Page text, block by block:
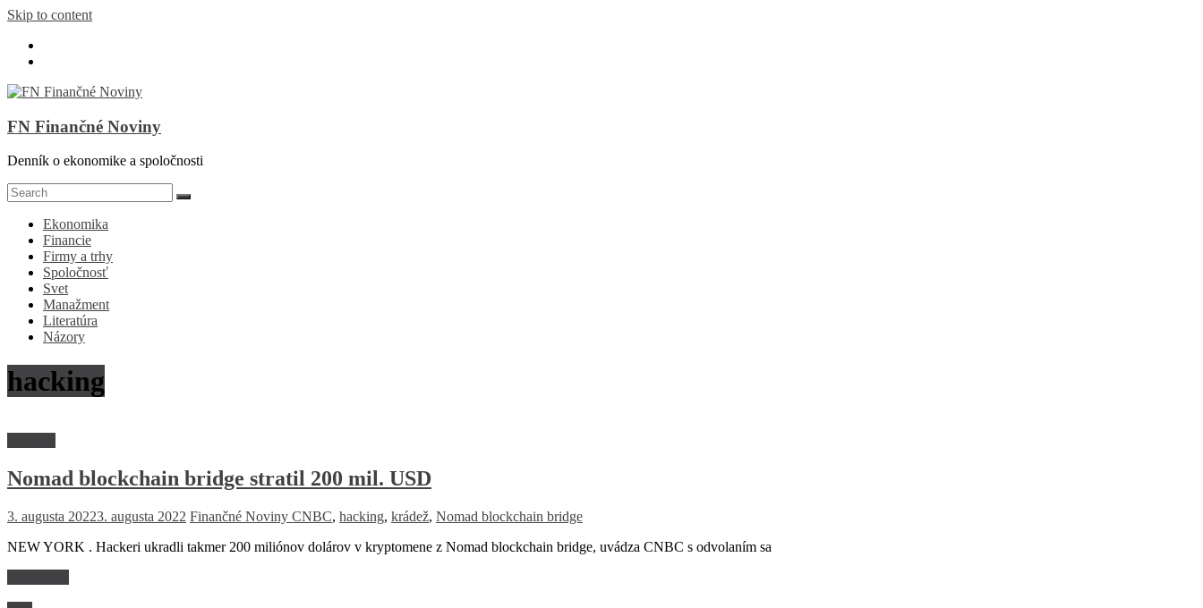
Skip to content
FN Finančné Noviny
Denník o ekonomike a spoločnosti
Ekonomika
Financie
Firmy a trhy
Spoločnosť
Svet
Manažment
Literatúra
Názory
hacking
Nomad blockchain bridge stratil 200 mil. USD
3. augusta 20223. augusta 2022 Finančné Noviny CNBC, hacking, krádež, Nomad blockchain bridge
NEW YORK . Hackeri ukradli takmer 200 miliónov dolárov v kryptomene z Nomad blockchain bridge, uvádza CNBC s odvolaním sa